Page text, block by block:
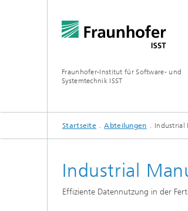
Fraunhofer-Institut für Software- und
Systemtechnik ISST
DAS FRAUNHOFER ISST
ABTEILUNGEN
KOMPETENZEN
JOBS | KARRIERE
Startseite Abteilungen Industrial
Industrial
Effiziente Datennutzung in der